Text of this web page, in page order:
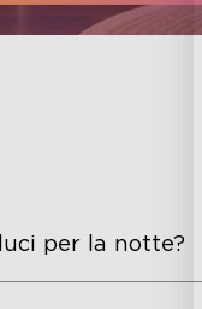
per la notte?